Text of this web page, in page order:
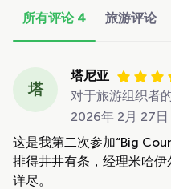
所有评论 4 旅游评论
塔
塔尼亚
对于旅游组织者
2026年 2月 27日
这是我第二次参加“Big
排得井井有条，经理米哈
详尽。